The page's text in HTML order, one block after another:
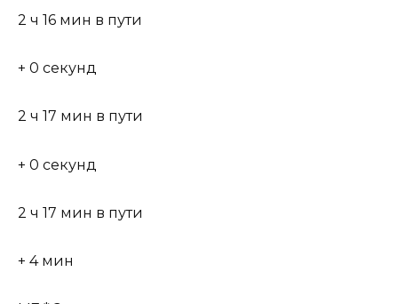
2 ч 16 мин в пути
+ 0 секунд
2 ч 17 мин в пути
+ 0 секунд
2 ч 17 мин в пути
+ 4 мин